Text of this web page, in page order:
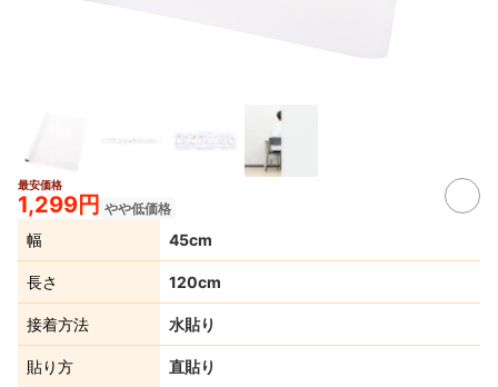
最安価格
1,299円 やや低価格
幅 45cm
長さ 120cm
接着方法 水貼り
貼り方 直貼り